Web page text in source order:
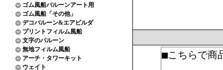
ゴム風船バルーンアート用
ゴム風船「その他」
デコバルーン&エアビルダ
プリントフィルム風船
文字のバルーン
無地フィルム風船
アーチ・タワーキット
ウェイト